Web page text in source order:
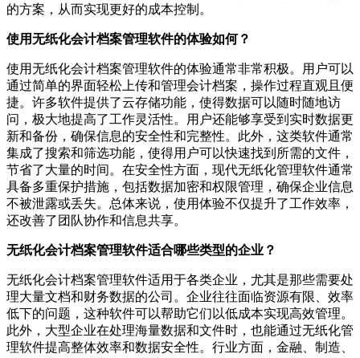
的方案，从而实现更好的成本控制。
使用无纸化会计档案管理软件的体验如何？
使用无纸化会计档案管理软件的体验通常非常积极。用户可以
通过简单的界面轻松上传和管理会计档案，操作过程直观且便
捷。许多软件提供了云存储功能，使得数据可以随时随地访
问，极大地提高了工作灵活性。用户还能够享受到实时数据更
新和备份，确保信息的安全性和完整性。此外，这类软件通常
集成了搜索和筛选功能，使得用户可以快速找到所需的文件，
节省了大量的时间。在安全性方面，现代无纸化管理软件通常
具备多重保护措施，包括数据加密和权限管理，确保企业信息
不被泄露或丢失。总体来说，使用体验不仅提升了工作效率，
还改善了团队协作和信息共享。
无纸化会计档案管理软件适合哪些类型的企业？
无纸化会计档案管理软件适用于各类企业，尤其是那些需要处
理大量文档和财务数据的公司。企业往往面临资源有限、效率
低下的问题，这种软件可以帮助它们以低成本实现高效管理。
此外，大型企业在处理海量数据和文件时，也能通过无纸化管
理软件提高整体效率和数据安全性。行业方面，金融、制造、